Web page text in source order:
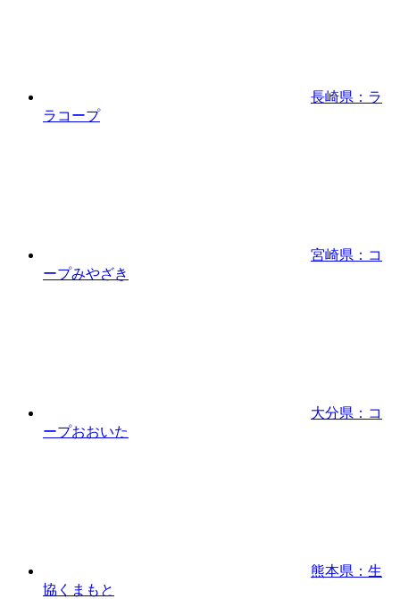
長崎県：ラ
ラコープ
宮崎県：コ
ープみやざき
大分県：コ
ープおおいた
熊本県：生
協くまもと